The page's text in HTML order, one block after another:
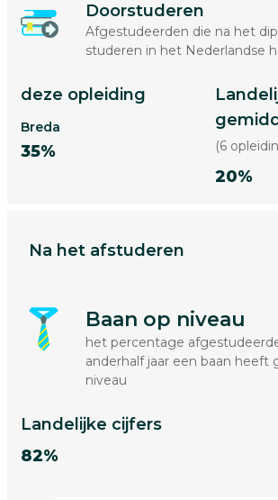
Doorstuderen
Afgestudeerden die na het
studeren in het Nederlandse
deze opleiding
Breda
35% (6
20%
Na het afstuderen
Baan op niveau
het percentage
anderhalf jaar een baan heeft
niveau
Landelijke cijfers
82%